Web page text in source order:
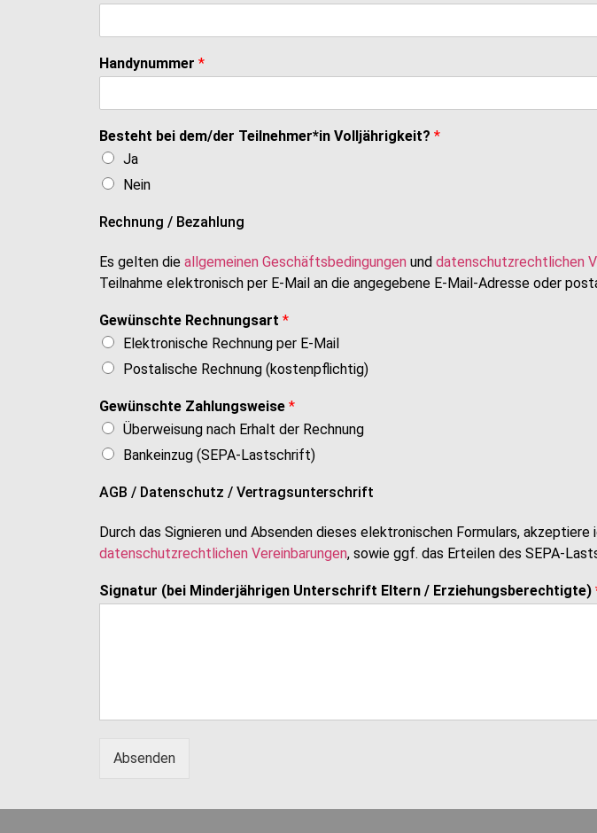
Handynummer *
Besteht bei dem/der Teilnehmer*in Volljährigkeit? *
Ja
Nein
Rechnung / Bezahlung
Es gelten die allgemeinen Geschäftsbedingungen und datenschutzrechtlichen
Teilnahme elektronisch per E-Mail an die angegebene E-Mail-Adresse oder
Gewünschte Rechnungsart *
Elektronische Rechnung per E-Mail
Postalische Rechnung (kostenpflichtig)
Gewünschte Zahlungsweise *
Überweisung nach Erhalt der Rechnung
Bankeinzug (SEPA-Lastschrift)
AGB / Datenschutz / Vertragsunterschrift
Durch das Signieren und Absenden dieses elektronischen Formulars,
datenschutzrechtlichen Vereinbarungen, sowie ggf. das Erteilen des SEPA-
Signatur (bei Minderjährigen Unterschrift Eltern / Erziehungsberechtigte)
Absenden